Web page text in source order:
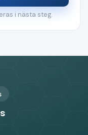
i nästa steg.